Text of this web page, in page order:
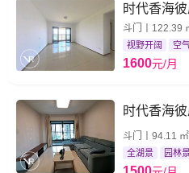
时代香海
斗门丨122.39
视野开阔 空
1600元/月
时代香海
斗门丨94.11
全湖景 园林